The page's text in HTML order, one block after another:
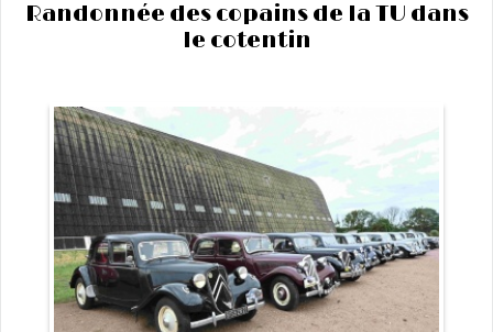
Randonnée des copains de la TU dans
le cotentin